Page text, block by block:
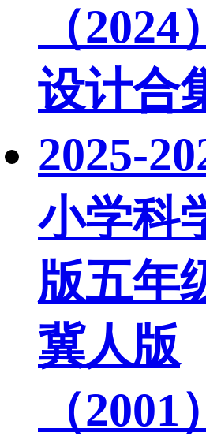
（
设计合
2025-
小学科
版五年
冀人版
（